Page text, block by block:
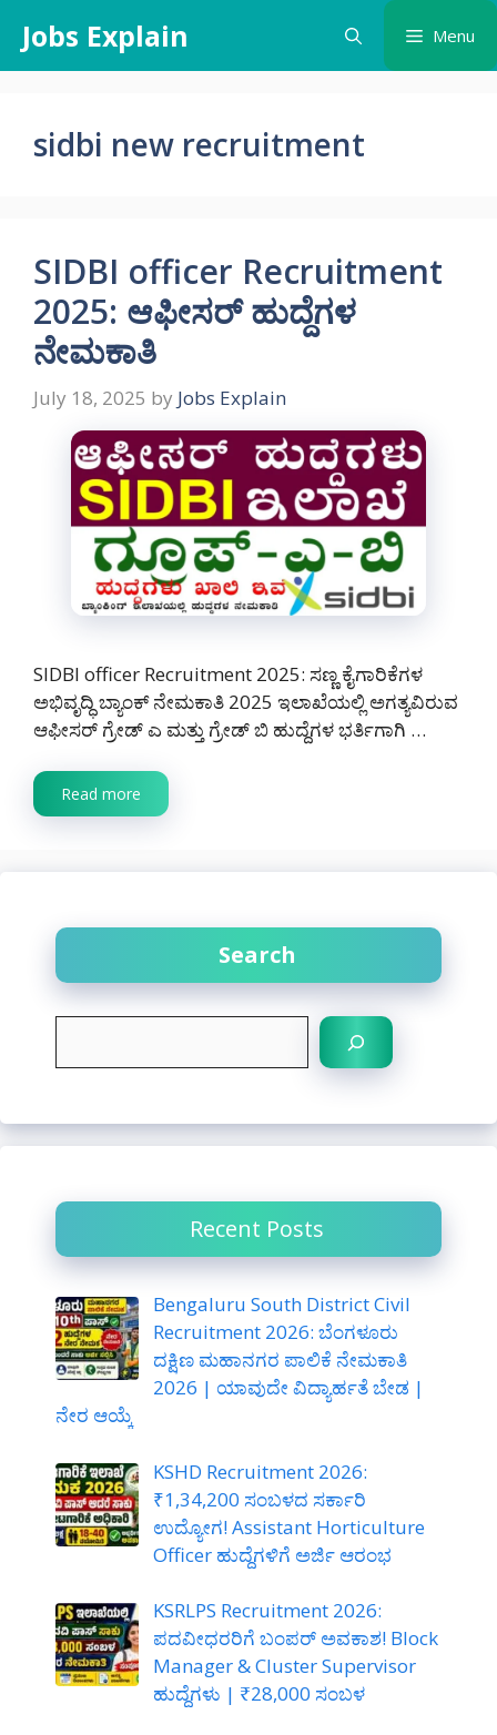
content
Jobs Explain Menu
sidbi new recruitment
SIDBI officer Recruitment
2025: ಆಫೀಸರ್ ಹುದ್ದೆಗಳ
ನೇಮಕಾತಿ
July 18, 2025 by Jobs Explain
SIDBI officer Recruitment 2025: ಸಣ್ಣ ಕೈಗಾರಿಕೆಗಳ
ಅಭಿವೃದ್ಧಿ ಬ್ಯಾಂಕ್ ನೇಮಕಾತಿ 2025 ಇಲಾಖೆಯಲ್ಲಿ ಅಗತ್ಯವಿರುವ
ಆಫೀಸರ್ ಗ್ರೇಡ್ ಎ ಮತ್ತು ಗ್ರೇಡ್ ಬಿ ಹುದ್ದೆಗಳ ಭರ್ತಿಗಾಗಿ …
Read more
Search
c
Recent Posts
Bengaluru South District Civil
Recruitment 2026: ಬೆಂಗಳೂರು
ದಕ್ಷಿಣ ಮಹಾನಗರ ಪಾಲಿಕೆ ನೇಮಕಾತಿ
2026 | ಯಾವುದೇ ವಿದ್ಯಾರ್ಹತೆ ಬೇಡ |
ನೇರ ಆಯ್ಕೆ
KSHD Recruitment 2026:
₹1,34,200 ಸಂಬಳದ ಸರ್ಕಾರಿ
ಉದ್ಯೋಗ! Assistant Horticulture
Officer ಹುದ್ದೆಗಳಿಗೆ ಅರ್ಜಿ ಆರಂಭ
KSRLPS Recruitment 2026:
ಪದವೀಧರರಿಗೆ ಬಂಪರ್ ಅವಕಾಶ! Block
Manager & Cluster Supervisor
ಹುದ್ದೆಗಳು | ₹28,000 ಸಂಬಳ